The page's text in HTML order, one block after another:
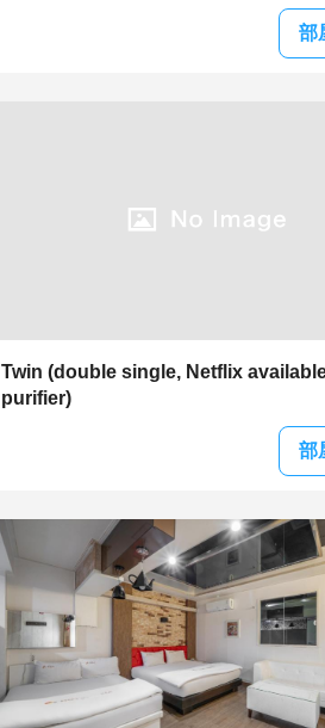
部
Twin (double single, Netflix
purifier)
部